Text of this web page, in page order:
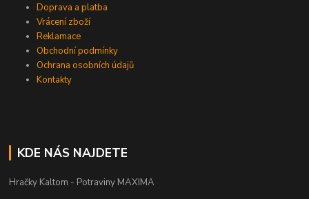
Doprava a platba
Vrácení zboží
Reklamace
Obchodní podmínky
Ochrana osobních údajů
Kontakty
KDE NÁS NAJDETE
Hračky Kaltom - Potraviny MAXIMA